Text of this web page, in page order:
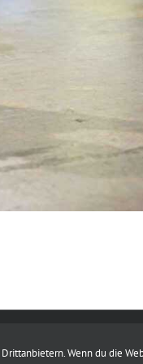
Wenn du die